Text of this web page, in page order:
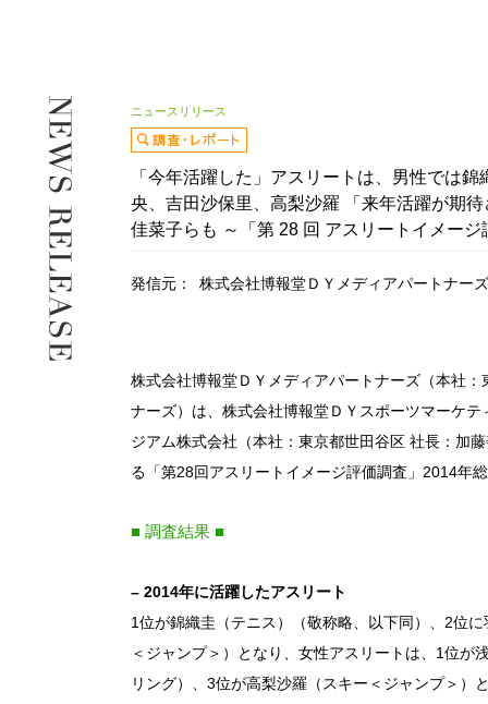
ニュースリリース
「今年活躍した」アスリートは、男性では
央、吉田沙保里、高梨沙羅 「来年活躍が期
佳菜子らも ～「第 28 回 アスリートイメー
発信元： 株式会社博報堂ＤＹメディアパートナーズ
株式会社博報堂ＤＹメディアパートナーズ（本社
ナーズ）は、株式会社博報堂ＤＹスポーツマーケ
ジアム株式会社（本社：東京都世田谷区 社長：加
る「第28回アスリートイメージ評価調査」2014年
■ 調査結果 ■
– 2014年に活躍したアスリート
1位が錦織圭（テニス）（敬称略、以下同）、2位
＜ジャンプ＞）となり、女性アスリートは、1位が
リング）、3位が高梨沙羅（スキー＜ジャンプ＞）